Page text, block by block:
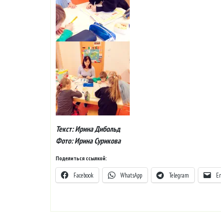
Текст: Ирина Дибольд
Фото: Ирина Сурикова
Поделиться ссылкой:
Facebook WhatsApp Telegram